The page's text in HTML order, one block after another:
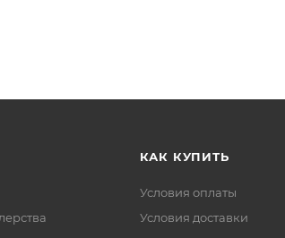
КАК КУПИТЬ
Условия оплаты
Условия доставки